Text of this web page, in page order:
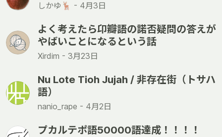
しかゆ🦌 - 4月3日
よく考えたら卬瓣語の諾否疑問の答えが
やばいことになるという話
Xirdim - 3月23日
Nu Lote Tioh Jujah / 非存在街（トサハ
語）
nanio_rape - 4月2日
プカルテポ語50000語達成！！！！